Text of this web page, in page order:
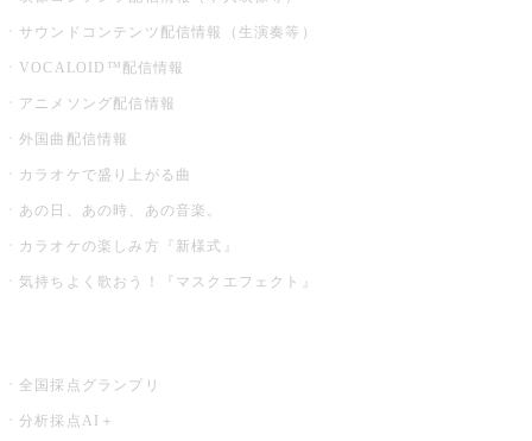
サウンドコンテンツ配信情報（生演奏等）
VOCALOID™配信情報
アニメソング配信情報
外国曲配信情報
カラオケで盛り上がる曲
あの日、あの時、あの音楽。
カラオケの楽しみ方『新様式』
気持ちよく歌おう！『マスクエフェクト』
全国採点グランプリ
分析採点AI＋